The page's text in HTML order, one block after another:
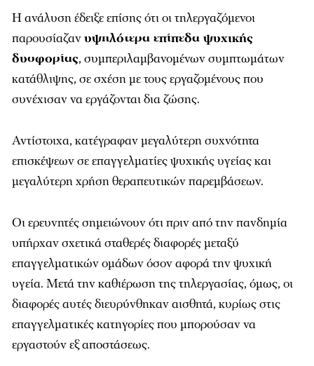
Η ανάλυση έδειξε επίσης ότι οι τηλεργαζόμενοι
παρουσίαζανυψηλότερα επίπεδα ψυχικής
δυσφορίας, συμπεριλαμβανομένων συμπτωμάτων
κατάθλιψης, σε σχέση με τους εργαζομένους που
συνέχισαν να εργάζονται δια ζώσης.
Αντίστοιχα, κατέγραφαν μεγαλύτερη συχνότητα
επισκέψεων σε επαγγελματίες ψυχικής υγείας και
μεγαλύτερη χρήση θεραπευτικών παρεμβάσεων.
Οι ερευνητές σημειώνουν ότι πριν από την πανδημία
υπήρχαν σχετικά σταθερές διαφορές μεταξύ
επαγγελματικών ομάδων όσον αφορά την ψυχική
υγεία. Μετά την καθιέρωση της τηλεργασίας, όμως, οι
διαφορές αυτές διευρύνθηκαν αισθητά, κυρίως στις
επαγγελματικές κατηγορίες που μπορούσαν να
εργαστούν εξ αποστάσεως.